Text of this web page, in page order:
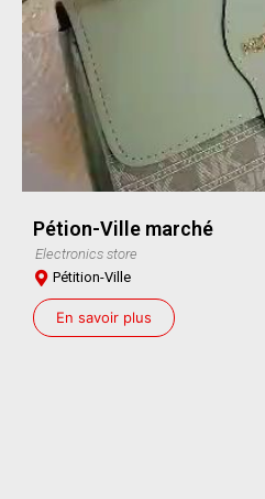
Pétion-Ville marché
Electronics store
Pétition-Ville
En savoir plus